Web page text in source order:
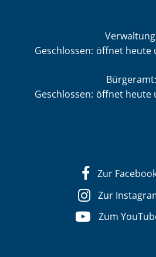
Klicken, um weitere
Geschlossen: öffnet heute
Bürgeramt:
Klicken, um weitere
Geschlossen: öffnet heute
Zur
Zur
Zum